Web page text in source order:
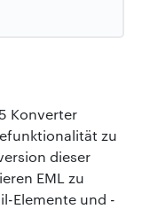
Konverter
zu
dieser
EML zu
Elemente und -